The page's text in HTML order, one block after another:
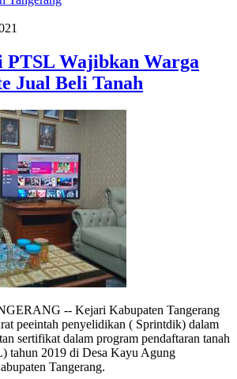
PTSL Wajibkan Warga
Jual Beli Tanah
-- Kejari Kabupaten Tangerang
peeintah penyelidikan ( Sprintdik) dalam
sertifikat dalam program pendaftaran tanah
tahun 2019 di Desa Kayu Agung
Tangerang.